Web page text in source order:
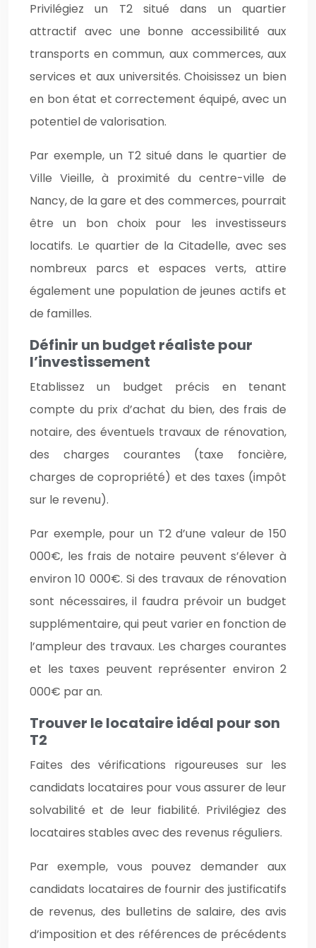
Privilégiez un T2 situé dans un quartier
attractif avec une bonne accessibilité aux
transports en commun, aux commerces, aux
services et aux universités. Choisissez un bien
en bon état et correctement équipé, avec un
potentiel de valorisation.
Par exemple, un T2 situé dans le quartier de
Ville Vieille, à proximité du centre-ville de
Nancy, de la gare et des commerces, pourrait
être un bon choix pour les investisseurs
locatifs. Le quartier de la Citadelle, avec ses
nombreux parcs et espaces verts, attire
également une population de jeunes actifs et
de familles.
Définir un budget réaliste pour
l’investissement
Etablissez un budget précis en tenant
compte du prix d’achat du bien, des frais de
notaire, des éventuels travaux de rénovation,
des charges courantes (taxe foncière,
charges de copropriété) et des taxes (impôt
sur le revenu).
Par exemple, pour un T2 d’une valeur de 150
000€, les frais de notaire peuvent s’élever à
environ 10 000€. Si des travaux de rénovation
sont nécessaires, il faudra prévoir un budget
supplémentaire, qui peut varier en fonction de
l’ampleur des travaux. Les charges courantes
et les taxes peuvent représenter environ 2
000€ par an.
Trouver le locataire idéal pour son
T2
Faites des vérifications rigoureuses sur les
candidats locataires pour vous assurer de leur
solvabilité et de leur fiabilité. Privilégiez des
locataires stables avec des revenus réguliers.
Par exemple, vous pouvez demander aux
candidats locataires de fournir des justificatifs
de revenus, des bulletins de salaire, des avis
d’imposition et des références de précédents